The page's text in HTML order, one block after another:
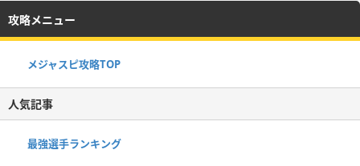
攻略メニュー
メジャスピ攻略TOP
人気記事
最強選手ランキング